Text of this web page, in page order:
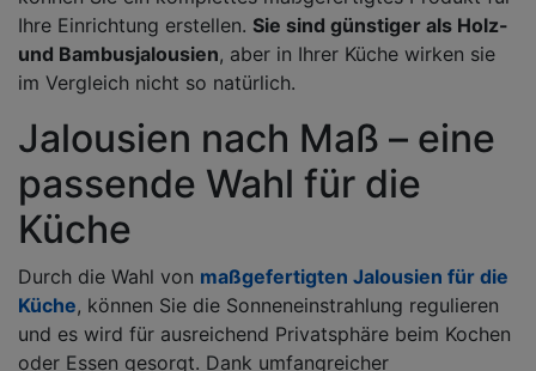
Ihre Einrichtung erstellen. Sie sind günstiger als Holz-
und Bambusjalousien, aber in Ihrer Küche wirken sie
im Vergleich nicht so natürlich.
Jalousien nach Maß – eine
passende Wahl für die
Küche
Durch die Wahl von maßgefertigten Jalousien für die
Küche, können Sie die Sonneneinstrahlung regulieren
und es wird für ausreichend Privatsphäre beim Kochen
oder Essen gesorgt. Dank umfangreicher